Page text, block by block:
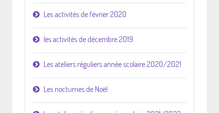
Les activités de février 2020
les activités de décembre 2019
Les ateliers réguliers année scolaire 2020/2021
Les nocturnes de Noël